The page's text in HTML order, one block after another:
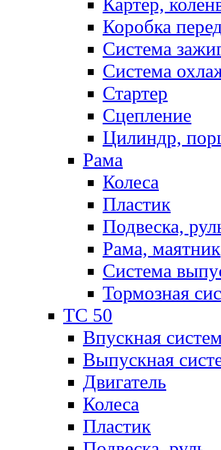
Коробка
Система
Система
Стартер
Сцепление
Цилиндр,
Рама
Колеса
Пластик
Подвеска,
Рама, маятник
Система
Тормозная
TC 50
Впускная
Выпускная
Двигатель
Колеса
Пластик